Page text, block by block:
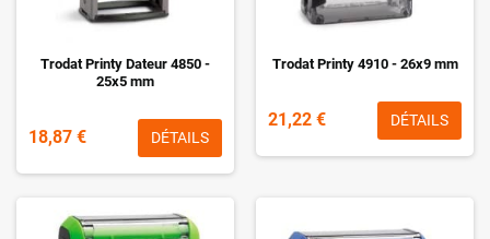
Trodat Printy Dateur 4850 -
25x5 mm
18,87 € DÉTAILS
Trodat Printy 4910 - 26x9 mm
21,22 € DÉTAILS